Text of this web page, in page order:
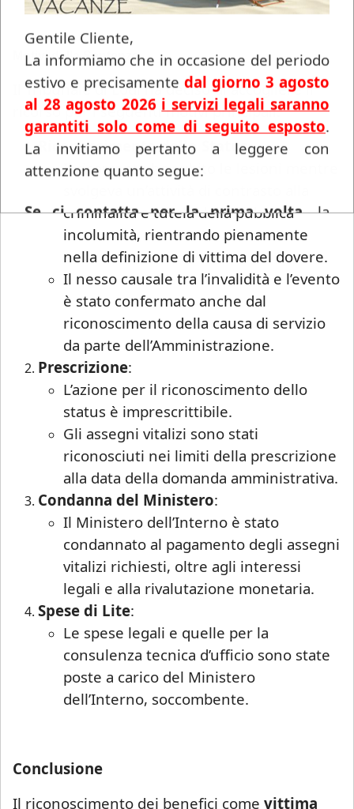
Motivi della Sentenza
Il Tribunale di Lodi ha deciso di accogliere il
ricorso per i seguenti motivi principali:
Riconoscimento dello Status:
Il ricorrente ha subito le lesioni mentre
criminalità e tutela della pubblica
incolumità, rientrando pienamente
nella definizione di vittima del dovere.
Il nesso causale tra l’invalidità e l’evento
è stato confermato anche dal
riconoscimento della causa di servizio
da parte dell’Amministrazione.
Prescrizione:
L’azione per il riconoscimento dello
status è imprescrittibile.
Gli assegni vitalizi sono stati
riconosciuti nei limiti della prescrizione
alla data della domanda amministrativa.
Condanna del Ministero:
Il Ministero dell’Interno è stato
condannato al pagamento degli assegni
vitalizi richiesti, oltre agli interessi
legali e alla rivalutazione monetaria.
Spese di Lite:
Le spese legali e quelle per la
consulenza tecnica d’ufficio sono state
poste a carico del Ministero
dell’Interno, soccombente.
Conclusione
Il riconoscimento dei benefici come vittima
Gentile Cliente,
La informiamo che in occasione del periodo
estivo e precisamente dal giorno 3 agosto
al 28 agosto 2026 i servizi legali saranno
garantiti solo come di seguito esposto.
La invitiamo pertanto a leggere con
attenzione quanto segue:
Se ci contatta per la prima volta, la
informiamo che ogni richiesta di
consulenza pervenuta in questo periodo
sarà gestita in videoconferenza a fronte di
un compenso di€ 180,00, in ragione del
periodo di chiusura dello Studio.Si precisa
che tale maggiorazione non comporta un
trattamento prioritario
sarà calendarizzato in base alla disponibilità
dei professionisti, in relazione all'urgenza
della questione posta. Se interessato, si
invita a mandare una mail con richiesta di
prenotazione.
Sarà comunque garantita assistenza
urgente esclusivamente per le seguenti
casistiche:
avviso di conclusione delle indagini ex
art. 415-bis c.p.p.;
ricorsi, memorie e osservazioni con
termine di scadenza ricadente nel
periodo di chiusura,
comunicate tempestivamente alla
dettagliatamente la situazione in una
email: la Sua richiesta sarà evasa